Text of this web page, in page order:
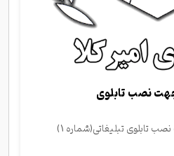
نصب تابلوی
تابلوی تبلیغاتی(شماره 1)